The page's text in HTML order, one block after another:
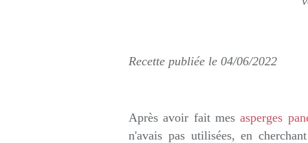
Recette publiée le 04/06/2022
Après avoir fait mesasperges
n'avais pas utilisées, en